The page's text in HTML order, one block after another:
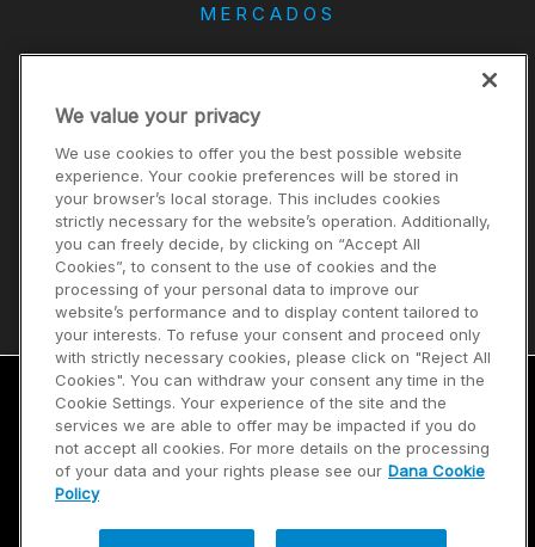
MERCADOS
CONTACTO
Carreras
Inversores
Noticias
Proveedores
Términos de uso
Política de privacidad
We value your privacy
We use cookies to offer you the best possible website
experience. Your cookie preferences will be stored in
your browser’s local storage. This includes cookies
strictly necessary for the website’s operation. Additionally,
you can freely decide, by clicking on “Accept All
Cookies”, to consent to the use of cookies and the
processing of your personal data to improve our
website’s performance and to display content tailored to
your interests. To refuse your consent and proceed only
with strictly necessary cookies, please click on "Reject All
Cookies". You can withdraw your consent any time in the
Cookie Settings. Your experience of the site and the
services we are able to offer may be impacted if you do
not accept all cookies. For more details on the processing
of your data and your rights please see our Dana Cookie
Policy